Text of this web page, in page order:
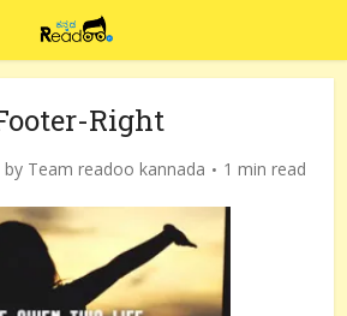
Right
by Team readoo kannada 1 min read